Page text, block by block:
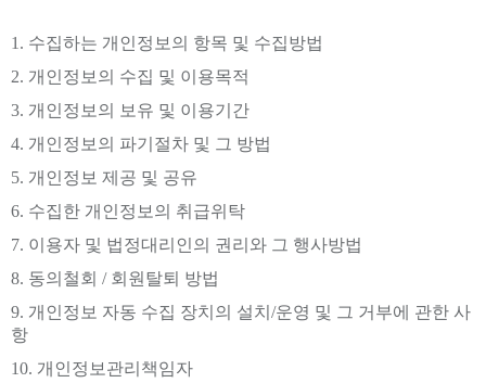
1. 수집하는 개인정보의 항목 및 수집방법
2. 개인정보의 수집 및 이용목적
3. 개인정보의 보유 및 이용기간
4. 개인정보의 파기절차 및 그 방법
5. 개인정보 제공 및 공유
6. 수집한 개인정보의 취급위탁
7. 이용자 및 법정대리인의 권리와 그 행사방법
8. 동의철회 / 회원탈퇴 방법
9. 개인정보 자동 수집 장치의 설치/운영 및 그 거부에 관한 사
항
10. 개인정보관리책임자